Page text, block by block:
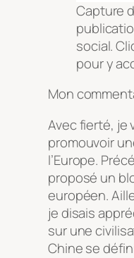
Capture
social.
pour y
Mon
Avec fierté, je
promouvoir
l’Europe.
proposé un
européen.
je disais
sur une
Chine se